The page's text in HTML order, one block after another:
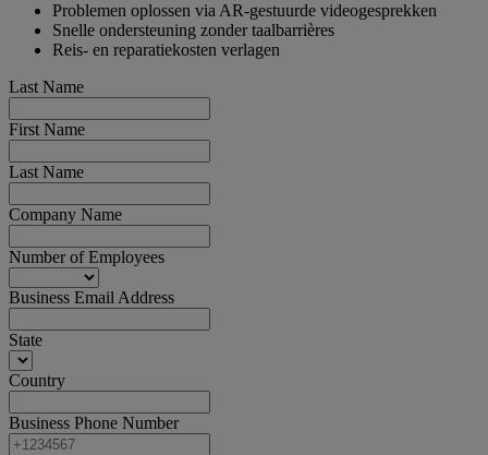
Problemen oplossen via AR-gestuurde videogesprekken
Snelle ondersteuning zonder taalbarrières
Reis- en reparatiekosten verlagen
Last Name
First Name
Last Name
Company Name
Number of Employees
Business Email Address
State
Country
Business Phone Number